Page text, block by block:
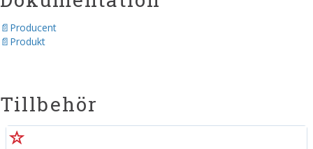
Producent
Produkt
Tillbehör